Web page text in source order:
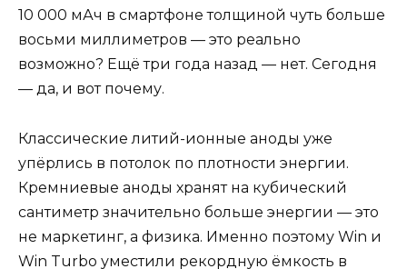
10 000 мАч в смартфоне толщиной чуть больше
восьми миллиметров — это реально
возможно? Ещё три года назад — нет. Сегодня
— да, и вот почему.
Классические литий-ионные аноды уже
упёрлись в потолок по плотности энергии.
Кремниевые аноды хранят на кубический
сантиметр значительно больше энергии — это
не маркетинг, а физика. Именно поэтому Win и
Win Turbo уместили рекордную ёмкость в